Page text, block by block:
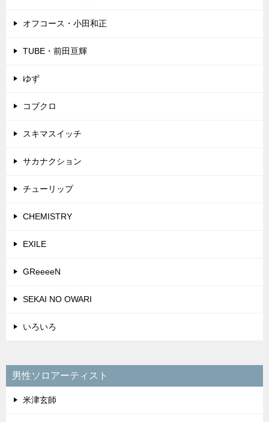
オフコース・小田和正
TUBE・前田亘輝
ゆず
コブクロ
スキマスイッチ
サカナクション
チューリップ
CHEMISTRY
EXILE
GReeeeN
SEKAI NO OWARI
いろいろ
男性ソロアーティスト
米津玄師